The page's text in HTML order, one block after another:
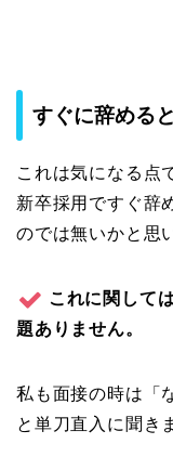
すぐに辞める
これは気になる点
新卒採用ですぐ辞
のでは無いかと思
これに関して
題ありません。
私も面接の時は「
と単刀直入に聞き